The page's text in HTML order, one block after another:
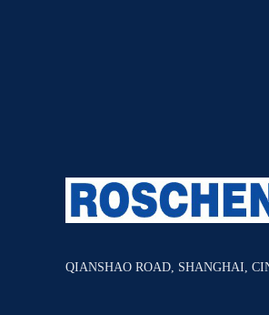
QIANSHAO ROAD, SHANGHAI,